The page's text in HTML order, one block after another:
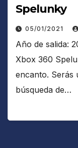
Spelunky
05/01/2021
Año de salida:
Xbox 360
encanto. Serás
búsqueda de…